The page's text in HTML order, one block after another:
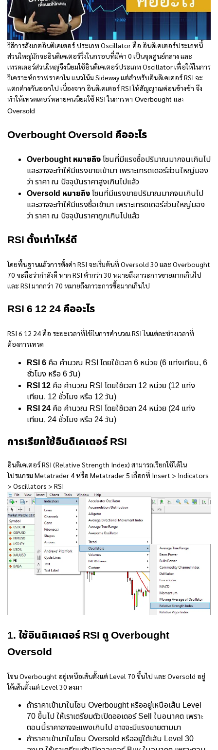
วิธีการสังเกตอินดิเคเตอร์ ประเภท Oscillator คือ อินดิเคเตอร์ประเภทนี้
ส่วนใหญ่มักจะอินดิเคเตอร์วิ่งในกรอบที่มีค่า 0 เป็นจุดศูนย์กลาง และ
เทรดเดอร์ส่วนใหญ่จึงนิยมใช้อินดิเคเตอร์ประเภท Oscillator เพื่อให้ในการ
วิเคราะห์กราฟราคาใน แนวโน้ม Sideway แต่สำหรับอินดิเคเตอร์ RSI จะ
แตกต่างกันออกไป เนื่องจาก อินดิเคเตอร์ RSI ให้สัญญาณค่อนข้างช้า จึง
ทำให้เทรดเดอร์หลายคนนิยมใช้ RSI ในการหา Overbought และ
Oversold
Overbought Oversold คืออะไร
Overbought หมายถึงโซนที่มีแรงซื้อปริมาณมากจนเกินไป
และอาจจะทำให้มีแรงขายเข้ามา เพราะเทรดเดอร์ส่วนใหญ่มอง
ว่า ราคา ณ ปัจจุบันราคาสูงเกินไปแล้ว
Oversold หมายถึงโซนที่มีแรงขายปริมาณมากจนเกินไป
และอาจจะทำให้มีแรงซื้อเข้ามา เพราะเทรดเดอร์ส่วนใหญ่มอง
ว่า ราคา ณ ปัจจุบันราคาถูกเกินไปแล้ว
RSI ตั้งเท่าไหร่ดี
โดยพื้นฐานแล้วการตั้งค่า RSI จะเริ่มต้นที่ Oversold 30 และ Overbought
70 จะถือว่ากำลังดี หาก RSI ต่ำกว่า 30 หมายถึงภาวะการขายมากเกินไป
และ RSI มากกว่า 70 หมายถึงภาวะการซื้อมากเกินไป
RSI 6 12 24 คืออะไร
RSI 6 12 24 คือ ระยะเวลาที่ใช้ในการคำนวณ RSI ในแต่ละช่วงเวลาที่
ต้องการเทรด
RSI 6 คือ คำนวณ RSI โดยใช้เวลา 6 หน่วย (6 แท่งเทียน, 6
ชั่วโมง หรือ 6 วัน)
RSI 12 คือ คำนวณ RSI โดยใช้เวลา 12 หน่วย (12 แท่ง
เทียน, 12 ชั่วโมง หรือ 12 วัน)
RSI 24 คือ คำนวณ RSI โดยใช้เวลา 24 หน่วย (24 แท่ง
เทียน, 24 ชั่วโมง หรือ 24 วัน)
การเรียกใช้อินดิเคเตอร์ RSI
อินดิเคเตอร์ RSI (Relative Strength Index) สามารถเรียกใช้ได้ใน
โปรแกรม Metatrader 4 หรือ Metatrader 5 เลือกที่ Insert > Indicators
> Oscillators > RSI
1. ใช้อินดิเคเตอร์ RSI ดู Overbought
Oversold
โซน Overbought อยู่เหนือเส้นตั้งแต่ Level 70 ขึ้นไป และ Oversold อยู่
ใต้เส้นตั้งแต่ Level 30 ลงมา
ถ้าราคาเข้ามาในโซน Overbought หรืออยู่เหนือเส้น Level
70 ขึ้นไป ให้เราเตรียมตัวเปิดออเดอร์ Sell ในอนาคต เพราะ
ตอนนี้ราคาอาจจะแพงเกินไป อาจจะมีแรงขายตามมา
ถ้าราคาเข้ามาในโซน Oversold หรืออยู่ใต้เส้น Level 30